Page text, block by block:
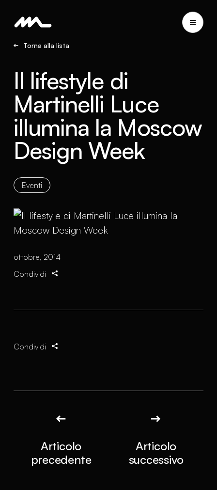
Torna alla lista
Il lifestyle di
Martinelli Luce
illumina la Moscow
Design Week
Eventi
ottobre, 2014
Condividi
Condividi
Articolo
precedente
Articolo
successivo